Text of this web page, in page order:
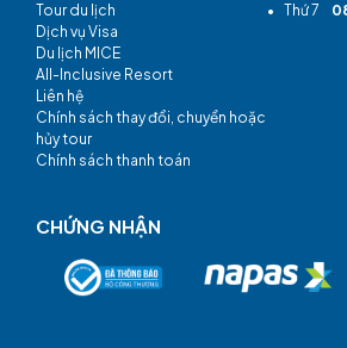
Tour du lịch
Dịch vụ Visa
Du lịch MICE
All-Inclusive Resort
Liên hệ
Chính sách thay đổi, chuyển hoặc
hủy tour
Chính sách thanh toán
• Thứ 7
CHỨNG NHẬN